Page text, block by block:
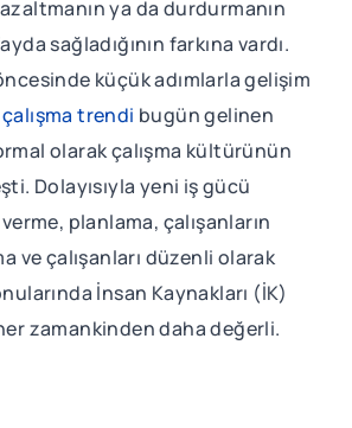
ya da durdurmanın
sağladığının farkına vardı.
küçük adımlarla gelişim
trendi bugün gelinen
olarak çalışma kültürünün
Dolayısıyla yeni iş gücü
planlama, çalışanların
ve çalışanları düzenli olarak
İnsan Kaynakları (İK)
zamankinden daha değerli.